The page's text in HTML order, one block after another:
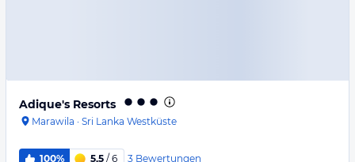
Adique's Resorts
Marawila · Sri Lanka Westküste
100% 5,5 / 6 3 Bewertungen